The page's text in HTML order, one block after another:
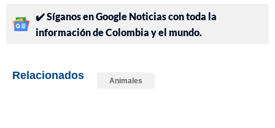
✔️ Síganos en Google Noticias con toda la
información de Colombia y el mundo.
Relacionados Animales